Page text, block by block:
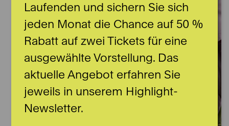
Laufenden und sichern Sie sich
jeden Monat die Chance auf 50 %
Rabatt auf zwei Tickets für eine
ausgewählte Vorstellung. Das
aktuelle Angebot erfahren Sie
jeweils in unserem Highlight-
Newsletter.